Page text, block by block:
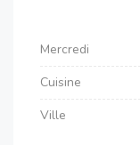
Mercredi
Cuisine
Ville